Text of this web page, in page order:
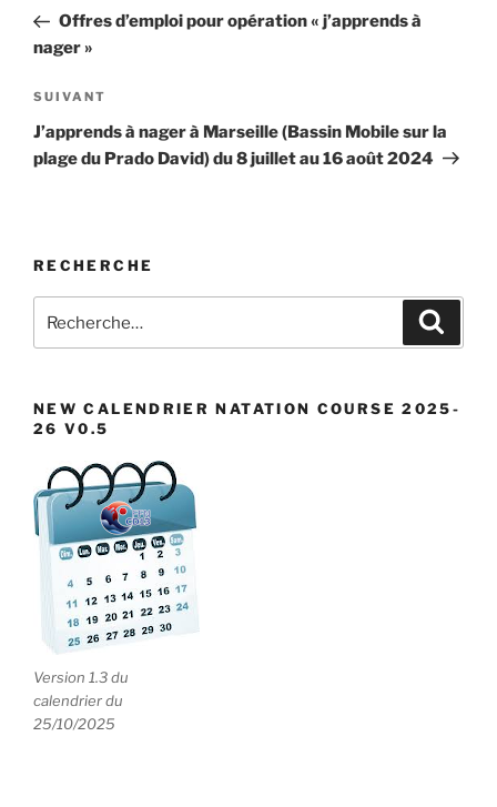
l’article
précédent
Offres d’emploi pour opération « j’apprends à
nager »
Article
suivant
SUIVANT
J’apprends à nager à Marseille (Bassin Mobile sur la
plage du Prado David) du 8 juillet au 16 août 2024
RECHERCHE
pour
NEW CALENDRIER NATATION COURSE 2025-
26 V0.5
Version 1.3 du
calendrier du
25/10/2025